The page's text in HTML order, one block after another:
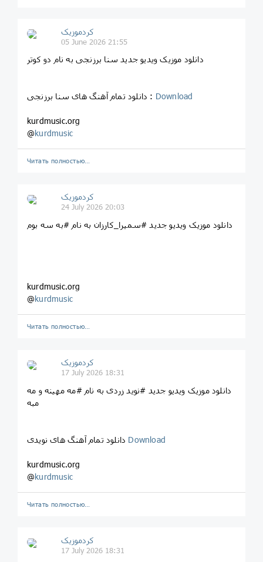
کردموزیک
05 June 2026 21:55
دانلود موزیک ویدیو جدید سنا برزنجی به نام دو کوتر
دانلود تمام آهنگ های سنا برزنجی : Download
kurdmusic.org
@kurdmusic
Читать полностью…
کردموزیک
24 July 2026 20:03
دانلود موزیک ویدیو جدید #سمیرا_کارزان به نام #به سه بوم
kurdmusic.org
@kurdmusic
Читать полностью…
کردموزیک
17 July 2026 18:31
دانلود موزیک ویدیو جدید #نوید زردی به نام #مه مهینه و مه
مبه
Download
kurdmusic.org
@kurdmusic
Читать полностью…
کردموزیک
17 July 2026 18:31